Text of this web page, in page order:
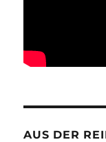
AUS DER